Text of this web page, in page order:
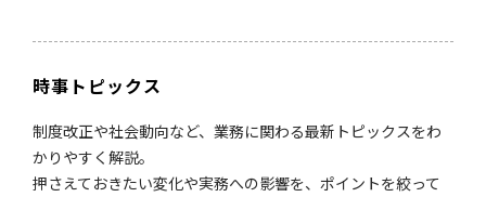
時事トピックス
制度改正や社会動向など、業務に関わる最新トピックスをわ
かりやすく解説。
押さえておきたい変化や実務への影響を、ポイントを絞って